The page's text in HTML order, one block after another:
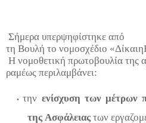
Σήμερα υπερψηφίστηκε από
τη Βουλή το νομοσχέδιο «Δίκαιη
Η νομοθετική πρωτοβουλία της
ραμέως περιλαμβάνει:
•την ενίσχυση των μέτρων
της Ασφάλειας των